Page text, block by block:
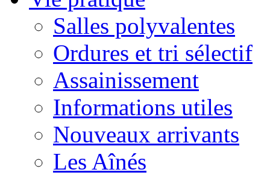
Salles polyvalentes
Ordures et tri sélectif
Assainissement
Informations utiles
Nouveaux arrivants
Les Aînés